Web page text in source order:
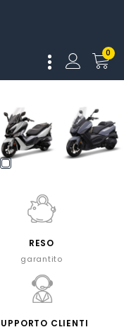
0
RESO
garantito
CLIENTI